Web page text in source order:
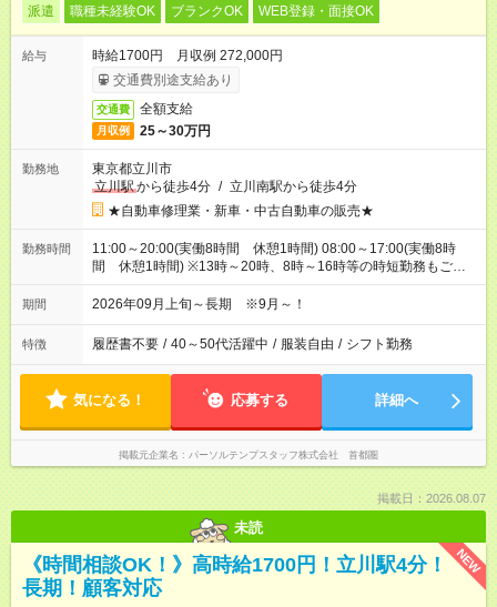
派遣 職種未経験OK ブランクOK WEB登録・面接OK
給与
時給1700円 月収例 272,000円
交通費別途支給あり
交通費 全額支給
月収例 25～30万円
勤務地
東京都立川市
立川駅から徒歩4分 / 立川南駅から徒歩4分
★自動車修理業・新車・中古自動車の販売★
勤務時間
11:00～20:00(実働8時間 休憩1時間) 08:00～17:00(実働8時
間 休憩1時間) ※13時～20時、8時～16時等の時短勤務もご相
談可能です♪11時からの遅番のみOK
期間 2026年09月上旬～長期 ※9月～！
特徴 履歴書不要 / 40～50代活躍中 / 服装自由 / シフト勤務
気になる！ 応募する 詳細へ
掲載元企業名 パーソルテンプスタッフ株式会社 首都圏
掲載日：2026.08.07
未読
NEW
《時間相談OK！》高時給1700円！立川駅4分！
長期！顧客対応